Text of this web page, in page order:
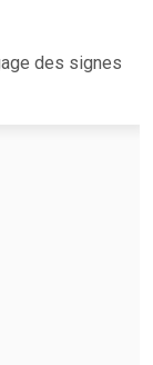
des signes